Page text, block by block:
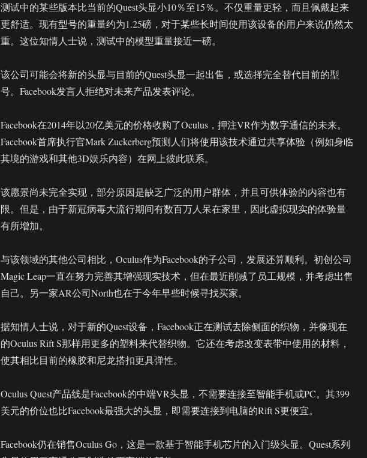
测试中的某些版本比当前的Quest头显小10％至15％。不仅重量更轻，而且佩戴起来
更舒适。现有型号的重量约为1.25磅，对于某些长时间使用该设备的用户来说仍然太
重。这位知情人士说，测试中的模型重量接近一磅。
该公司可能会将新的头显与目前的Quest头显一起出售，或选择完全替代目前的型
号。Facebook发言人拒绝对未来产品发表评论。
Facebook在2014年以20亿美元的价格收购了Oculus，押注VR作为数字通信的未来。
Facebook首席执行官Mark Zuckerberg预测人们将使用该技术通过共享体验（例如身临
其境的游戏和其他3D娱乐内容）在网上彼此联系。
该愿景尚未完全实现，部分原因是缺乏广泛的用户群体，并且可供体验的内容也有
限。但是，由于新冠病毒大流行期间有数百万人呆在家里，因此虚拟现实的体验量
有所增加。
与该领域的其他公司相比，Oculus作为Facebook的子公司，发展还算顺利。初创公司
Magic Leap一直在努力完善其增强现实技术，但在最近削减了员工规模，并考虑出售
自己。另一家AR公司North也在于今年早些时候寻找买家。
据知情人士说，对于新的Quest设备，Facebook正在测试去除侧面的织物，并像现在
的Oculus Rift S那样用更多的塑料来代替织物。它还在考虑改变表带中使用的材料，
使其相比目前的橡胶和尼龙搭扣更具弹性。
Oculus Quest产品线是Facebook的中端VR头显，不需要连接至智能手机或PC。其399
美元的价位也比Facebook最强大的头显，即需要连接到电脑的Rift S更便宜。
Facebook仍在销售Oculus Go，这是一款基于智能手机芯片的入门级头显。Quest系列